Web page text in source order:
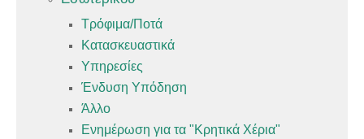
Τρόφιμα/Ποτά
Κατασκευαστικά
Υπηρεσίες
Ένδυση Υπόδηση
Άλλο
Ενημέρωση για τα "Κρητικά Χέρια"